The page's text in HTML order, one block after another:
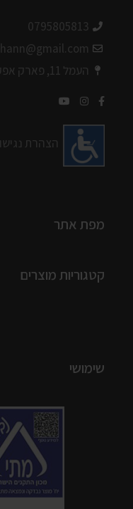
0795805813
העמל 11, פארק אפק, ראש העין
הצהרת
מפת אתר
קטגוריות מוצרים
שימושי